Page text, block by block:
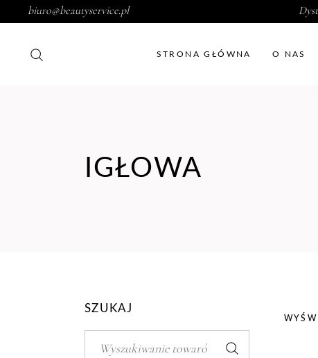
biuro@beautyservice.pl
STRONA GŁÓWNA O NAS
IGŁOWA
SZUKAJ